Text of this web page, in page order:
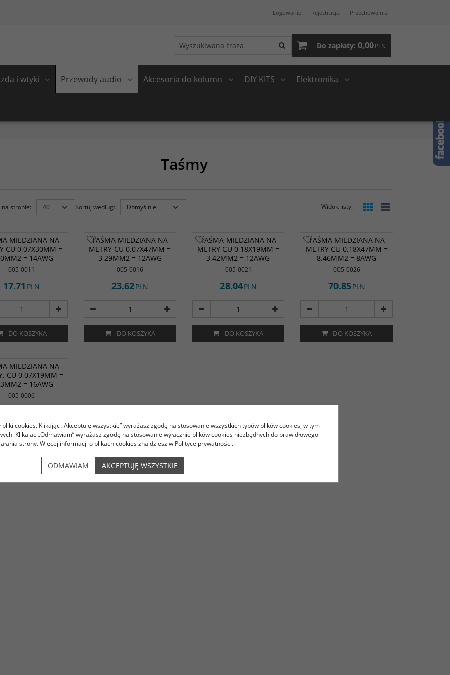
Logowanie Rejestracja Przechowalnia
Do zapłaty: 0,00PLN
i wtyki Przewody audio Akcesoria do kolumn DIY KITS Elektronika
Taśmy
na stronie: Sortuj według: Widok listy:
MIEDZIANA NA
CU 0,07X30MM =
= 14AWG
005-0011
17.71 PLN
DO KOSZYKA
TAŚMA MIEDZIANA NA
METRY CU 0,07X47MM =
3,29MM2 = 12AWG
005-0016
23.62PLN
DO KOSZYKA
TAŚMA MIEDZIANA NA
METRY CU 0,18X19MM =
3,42MM2 = 12AWG
005-0021
28.04PLN
DO KOSZYKA
TAŚMA MIEDZIANA NA
METRY CU 0,18X47MM =
8,46MM2 = 8AWG
005-0026
70.85PLN
DO KOSZYKA
MIEDZIANA NA
CU 0,07X19MM =
= 16AWG
005-0006
DO KOSZYKA
cookies. Klikając „Akceptuję wszystkie” wyrażasz zgodę na stosowanie wszystkich typów plików cookies, w tym
Klikając „Odmawiam” wyrażasz zgodę na stosowanie wyłącznie plików cookies niezbędnych do prawidłowego
strony. Więcej informacji o plikach cookies znajdziesz w Polityce prywatności.
ODMAWIAM AKCEPTUJĘ WSZYSTKIE